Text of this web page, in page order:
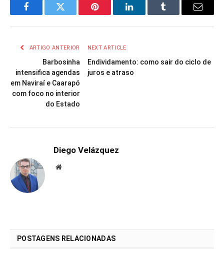
FacebookTwitter Pinterest LinkedInTumblr Email
ARTIGO ANTERIOR
Barbosinha
intensifica agendas
em Naviraí e Caarapó
com foco no interior
do Estado
NEXT ARTICLE
Endividamento: como sair do ciclo de
juros e atraso
Diego Velázquez
Website
POSTAGENS RELACIONADAS